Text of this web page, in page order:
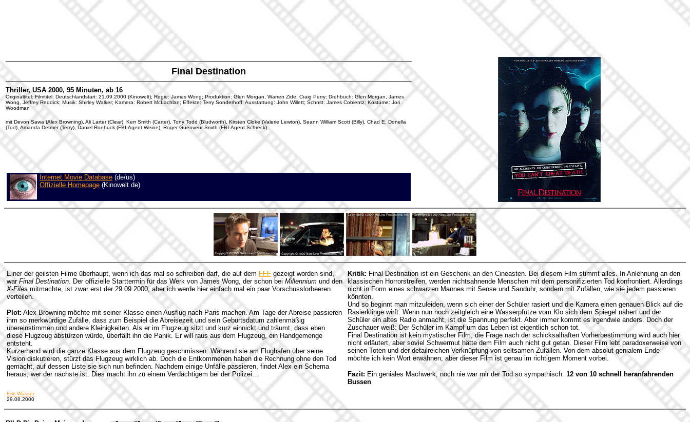
Final Destination
Thriller, USA 2000, 95 Minuten, ab 16
Originaltitel: Filmtitel; Deutschlandstart: 21.09.2000 (Kinowelt); Regie: James Wong; Produktion: Glen Morgan, Warren Zide, Craig Perry; Drehbuch: Glen Morgan, James
Wong, Jeffrey Reddick; Musik: Shirley Walker; Kamera: Robert McLachlan; Effekte: Terry Sonderhoff; Ausstattung: John Willett; Schnitt: James Coblentz; Kostüme: Jori
Woodman
mit Devon Sawa (Alex Browning), Ali Larter (Clear), Kerr Smith (Carter), Tony Todd (Bludworth), Kirsten Cloke (Valerie Lewton), Seann William Scott (Billy), Chad E. Donella
(Tod), Amanda Detmer (Terry), Daniel Roebuck (FBI-Agent Weine), Roger Guenveur Smith (FBI-Agent Schreck)
Internet Movie Database (de/us)
Offizielle Homepage (Kinowelt de)
Einer der geilsten Filme überhaupt, wenn ich das mal so schreiben darf, die auf dem FFF gezeigt worden sind,
war Final Destination. Der offizielle Starttermin für das Werk von James Wong, der schon bei Millennium und den
X-Files mitmachte, ist zwar erst der 29.09.2000, aber ich werde hier einfach mal ein paar Vorschusslorbeeren
verteilen.
Plot: Alex Browning möchte mit seiner Klasse einen Ausflug nach Paris machen. Am Tage der Abreise passieren
ihm so merkwürdige Zufälle, dass zum Beispiel die Abreisezeit und sein Geburtsdatum zahlenmäßig
übereinstimmen und andere Kleinigkeiten. Als er im Flugzeug sitzt und kurz einnickt und träumt, dass eben
diese Flugzeug abstürzen würde, überfällt ihn die Panik. Er will raus aus dem Flugzeug, ein Handgemenge
entsteht.
Kurzerhand wird die ganze Klasse aus dem Flugzeug geschmissen. Während sie am Flughafen über seine
Vision diskutieren, stürzt das Flugzeug wirklich ab. Doch die Entkommenen haben die Rechnung ohne den Tod
gemacht, auf dessen Liste sie sich nun befinden. Nachdem einige Unfälle passieren, findet Alex ein Schema
heraus, wer der nächste ist. Dies macht ihn zu einem Verdächtigem bei der Polizei...
Kritik: Final Destination ist ein Geschenk an den Cineasten. Bei diesem Film stimmt alles. In Anlehnung an den
klassischen Horrorstreifen, werden nichtsahnende Menschen mit dem personifizierten Tod konfrontiert. Allerdings
nicht in Form eines schwarzen Mannes mit Sense und Sanduhr, sondern mit Zufällen, wie sie jedem passieren
könnten.
Und so beginnt man mitzuleiden, wenn sich einer der Schüler rasiert und die Kamera einen genauen Blick auf die
Rasierklinge wirft. Wenn nun noch zeitgleich eine Wasserpfütze vom Klo sich dem Spiegel nähert und der
Schüler ein altes Radio anmacht, ist die Spannung perfekt. Aber immer kommt es irgendwie anders. Doch der
Zuschauer weiß: Der Schüler im Kampf um das Leben ist eigentlich schon tot.
Final Destination ist kein mystischer Film, die Frage nach der schicksalhaften Vorherbestimmung wird auch hier
nicht erläutert, aber soviel Schwermut hätte dem Film auch nicht gut getan. Dieser Film lebt paradoxerweise von
seinen Toten und der detailreichen Verknüpfung von seltsamen Zufällen. Von dem absolut genialem Ende
möchte ich kein Wort erwähnen, aber dieser Film ist genau im richtigem Moment vorbei.
Fazit: Ein geniales Machwerk, noch nie war mir der Tod so sympathisch. 12 von 10 schnell heranfahrenden
Bussen
Erik Wasser
29.08.2000